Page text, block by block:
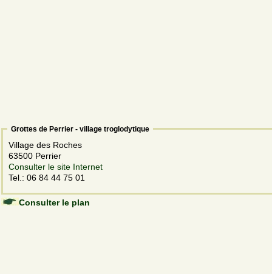
Grottes de Perrier - village troglodytique
Village des Roches
63500 Perrier
Consulter le site Internet
Tel.: 06 84 44 75 01
Consulter le plan